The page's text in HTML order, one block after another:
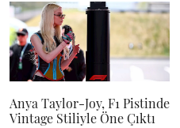
Anya Taylor-Joy, F1 Pistinde
Vintage Stiliyle Öne Çıktı